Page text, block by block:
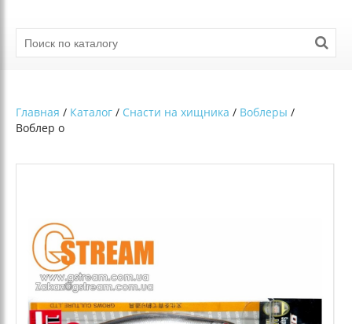
Главная / Каталог / Снасти на хищника / Воблеры /
Воблер о